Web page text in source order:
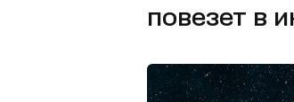
повезет в